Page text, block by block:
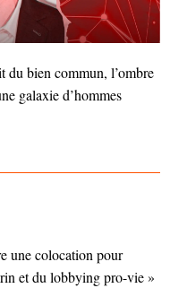
bien commun, l’ombre
galaxie d’hommes
une colocation pour
et du lobbying pro-vie »